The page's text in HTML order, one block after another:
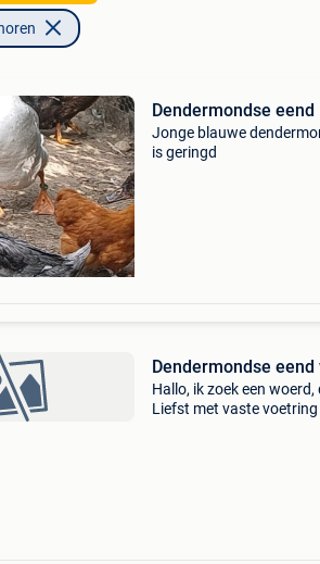
Dendermondse eend
Jonge blauwe
is geringd
Dendermondse eend
Hallo, ik zoek een
Liefst met vaste